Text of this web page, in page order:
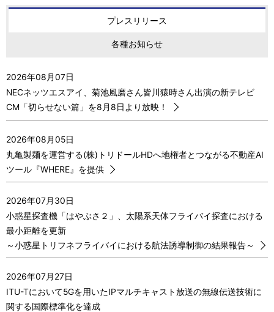
プレスリリース
各種お知らせ
2026年08月07日
NECネッツエスアイ、菊池風磨さん皆川猿時さん出演の新テレビ
CM「切らせない篇」を8月8日より放映！
2026年08月05日
丸亀製麺を運営する(株)トリドールHDへ地権者とつながる不動産AI
ツール『WHERE』を提供
2026年07月30日
小惑星探査機「はやぶさ２」、太陽系天体フライバイ探査における
最小距離を更新
～小惑星トリフネフライバイにおける航法誘導制御の結果報告～
2026年07月27日
ITU-Tにおいて5Gを用いたIPマルチキャスト放送の無線伝送技術に
関する国際標準化を達成